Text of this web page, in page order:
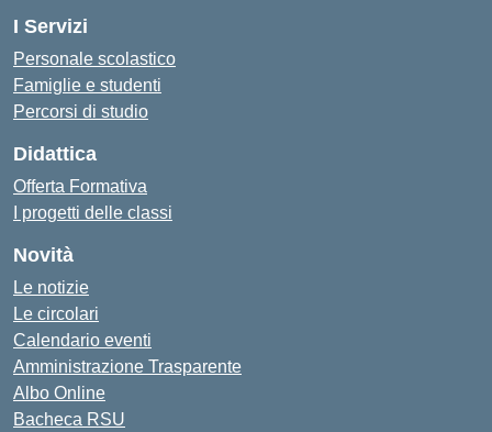
I Servizi
Personale scolastico
Famiglie e studenti
Percorsi di studio
Didattica
Offerta Formativa
I progetti delle classi
Novità
Le notizie
Le circolari
Calendario eventi
Amministrazione Trasparente
Albo Online
Bacheca RSU